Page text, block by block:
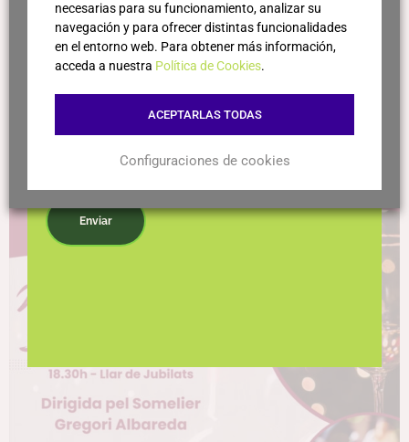
necesarias para su funcionamiento, analizar su
navegación y para ofrecer distintas funcionalidades
en el entorno web. Para obtener más información,
acceda a nuestra Política de Cookies.
ACEPTARLAS TODAS
Configuraciones de cookies
Enviar